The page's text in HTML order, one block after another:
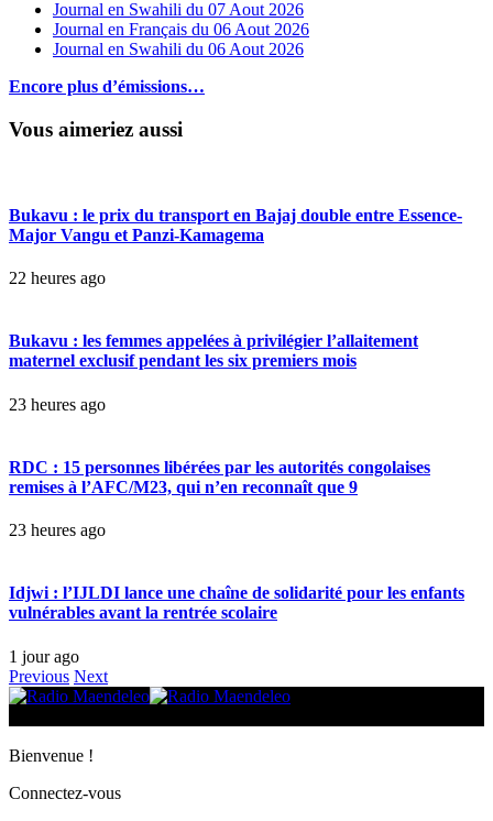
Journal en Swahili du 07 Aout 2026
Journal en Français du 06 Aout 2026
Journal en Swahili du 06 Aout 2026
Encore plus d’émissions…
Vous aimeriez aussi
Bukavu : le prix du transport en Bajaj double entre Essence-
Major Vangu et Panzi-Kamagema
22 heures ago
Bukavu : les femmes appelées à privilégier l’allaitement
maternel exclusif pendant les six premiers mois
23 heures ago
RDC : 15 personnes libérées par les autorités congolaises
remises à l’AFC/M23, qui n’en reconnaît que 9
23 heures ago
Idjwi : l’IJLDI lance une chaîne de solidarité pour les enfants
vulnérables avant la rentrée scolaire
1 jour ago
Previous Next
Bienvenue !
Connectez-vous